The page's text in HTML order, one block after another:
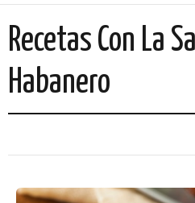
Recetas Con La
Habanero